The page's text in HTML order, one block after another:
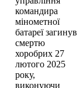
командира
мінометної
батареї загинув
смертю
хоробрих 27
лютого 2025
року,
виконуючи